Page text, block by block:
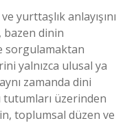
yurttaşlık anlayışını
bazen dinin
sorgulamaktan
yalnızca ulusal ya
zamanda dini
tutumları üzerinden
toplumsal düzen ve